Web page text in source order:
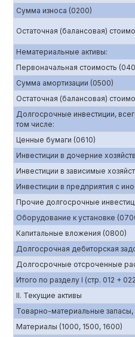
Сумма износа (0200)
Остаточная (балансовая)
Нематериальные активы:
Первоначальная стоимость
Сумма амортизации (0500)
Остаточная (балансовая)
Долгосрочные инвестиции,
том числе:
Ценные бумаги (0610)
Инвестиции в дочерние
Инвестиции в зависимые
Инвестиции в предприятия с
Прочие долгосрочные
Оборудование к установке
Капитальные вложения (0800)
Долгосрочная дебиторская
Долгосрочные отсроченные
Итого по разделу I (стр. 012 +
II. Текущие активы
Товарно-материальные запасы,
Материалы (1000, 1500, 1600)